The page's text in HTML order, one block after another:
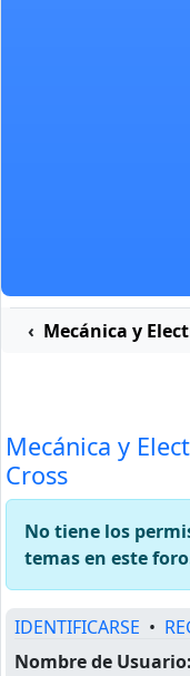
Mecánica y
Mecánica y
Cross
No tiene los
temas en este
IDENTIFICARSE •
Nombre de Usuario: